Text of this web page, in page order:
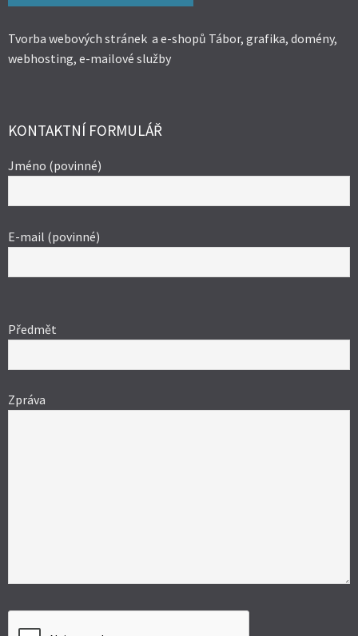
Tvorba webových stránek a e-shopů Tábor, grafika, domény,
webhosting, e-mailové služby
KONTAKTNÍ FORMULÁŘ
Jméno (povinné)
E-mail (povinné)
toto
prázdné.
Předmět
Zpráva